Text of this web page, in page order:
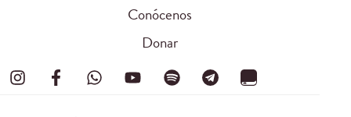
Conócenos
Donar